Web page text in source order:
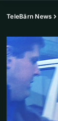
TeleBärn News